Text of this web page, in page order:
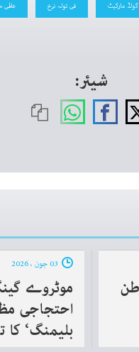
گولڈ مارکیٹ فی تولہ نرخ عالمی
شیئر:
موٹروے
احتجاجی
بلیمنگ‘ کا